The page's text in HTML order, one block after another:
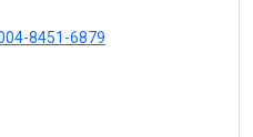
8451-6879